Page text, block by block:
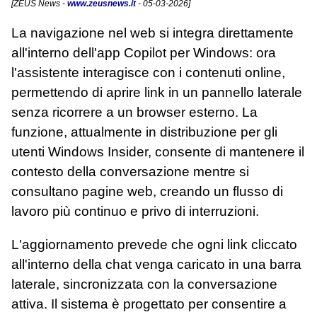
[ZEUS News - www.zeusnews.it- 05-03-2026]
La navigazione nel web si integra direttamente
all'interno dell'app Copilot per Windows: ora
l'assistente interagisce con i contenuti online,
permettendo di aprire link in un pannello laterale
senza ricorrere a un browser esterno. La
funzione, attualmente in distribuzione per gli
utenti Windows Insider, consente di mantenere il
contesto della conversazione mentre si
consultano pagine web, creando un flusso di
lavoro più continuo e privo di interruzioni.
L'aggiornamento prevede che ogni link cliccato
all'interno della chat venga caricato in una barra
laterale, sincronizzata con la conversazione
attiva. Il sistema è progettato per consentire a